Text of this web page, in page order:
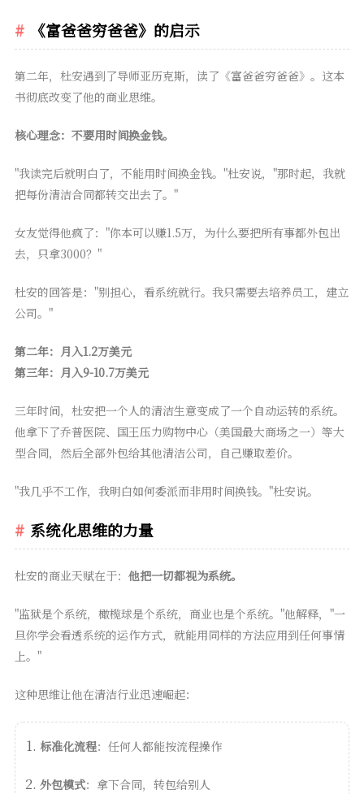
《富爸爸穷爸爸》的启示
第二年，杜安遇到了导师亚历克斯，读了《富爸爸穷爸爸》。这本
书彻底改变了他的商业思维。
核心理念：不要用时间换金钱。
"我读完后就明白了，不能用时间换金钱。"杜安说，"那时起，我就
把每份清洁合同都转交出去了。"
女友觉得他疯了："你本可以赚1.5万，为什么要把所有事都外包出
去，只拿3000？"
杜安的回答是："别担心，看系统就行。我只需要去培养员工，建立
公司。"
第二年：月入1.2万美元
第三年：月入9-10.7万美元
三年时间，杜安把一个人的清洁生意变成了一个自动运转的系统。
他拿下了乔普医院、国王压力购物中心（美国最大商场之一）等大
型合同，然后全部外包给其他清洁公司，自己赚取差价。
"我几乎不工作，我明白如何委派而非用时间换钱。"杜安说。
系统化思维的力量
杜安的商业天赋在于： 他把一切都视为系统。
"监狱是个系统，橄榄球是个系统，商业也是个系统。"他解释，"一
旦你学会看透系统的运作方式，就能用同样的方法应用到任何事情
上。"
这种思维让他在清洁行业迅速崛起：
标准化流程：任何人都能按流程操作
外包模式：拿下合同，转包给别人